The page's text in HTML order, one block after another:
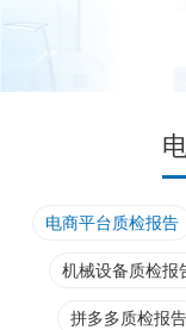
电商平台质检报告
机械设备质检报
拼多多质检报告